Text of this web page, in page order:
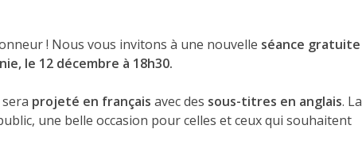
! Nous vous invitons à une nouvelle séance gratuite
le 12 décembre à 18h30.
projeté en français avec des sous-titres en anglais. La
une belle occasion pour celles et ceux qui souhaitent